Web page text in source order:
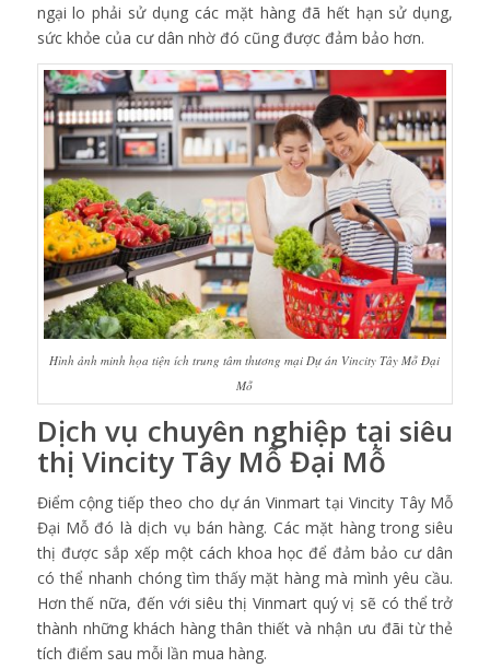
ngại lo phải sử dụng các mặt hàng đã hết hạn sử dụng,
sức khỏe của cư dân nhờ đó cũng được đảm bảo hơn.
Hình ảnh minh họa tiện ích trung tâm thương mại Dự án Vincity Tây Mỗ Đại
Mỗ
Dịch vụ chuyên nghiệp tại siêu
thị Vincity Tây Mỗ Đại Mỗ
Điểm cộng tiếp theo cho dự án Vinmart tại Vincity Tây Mỗ
Đại Mỗ đó là dịch vụ bán hàng. Các mặt hàng trong siêu
thị được sắp xếp một cách khoa học để đảm bảo cư dân
có thể nhanh chóng tìm thấy mặt hàng mà mình yêu cầu.
Hơn thế nữa, đến với siêu thị Vinmart quý vị sẽ có thể trở
thành những khách hàng thân thiết và nhận ưu đãi từ thẻ
tích điểm sau mỗi lần mua hàng.